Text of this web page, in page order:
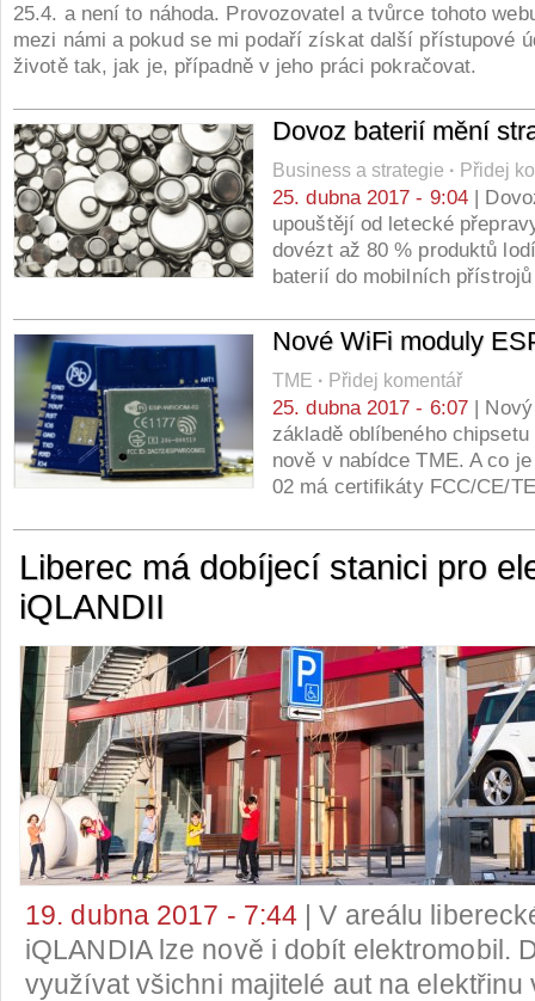
25.4. a není to náhoda. Provozovatel a tvůrce tohoto
mezi námi a pokud se mi podaří získat další přístupové
životě tak, jak je, případně v jeho práci pokračovat.
Dovoz baterií mění
Business a strategie · Přidej
25. dubna 2017 - 9:04 |
upouštějí od letecké
dovézt až 80 % produktů
baterií do mobilních
Nové WiFi moduly
TME · Přidej komentář
25. dubna 2017 - 6:07 |
základě oblíbeného
nově v nabídce TME. A co
02 má certifikáty FCC/CE/
Liberec má dobíjecí stanici pro
iQLANDII
19. dubna 2017 - 7:44 | V areálu
iQLANDIA lze nově i dobít elektromobil.
využívat všichni majitelé aut na